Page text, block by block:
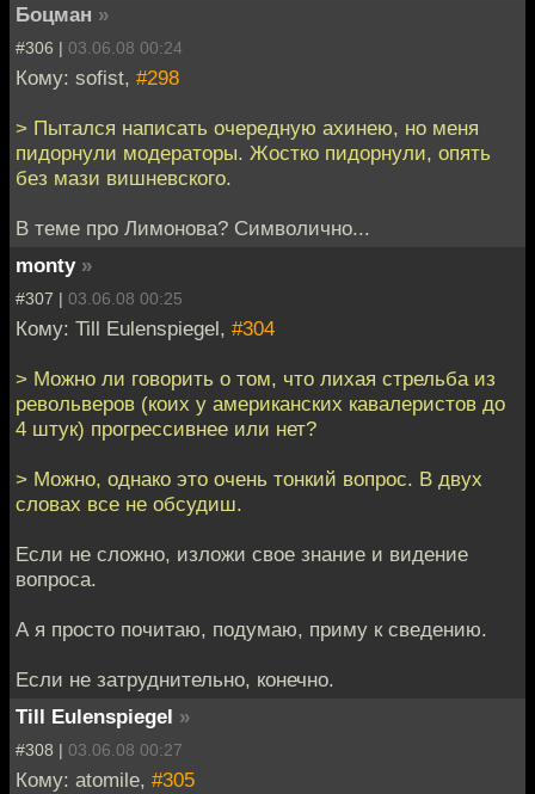
Боцман »
#306 | 03.06.08 00:24
Кому: sofist, #298
> Пытался написать очередную ахинею, но меня
пидорнули модераторы. Жостко пидорнули, опять
без мази вишневского.
В теме про Лимонова? Символично...
monty »
#307 | 03.06.08 00:25
Кому: Till Eulenspiegel, #304
> Можно ли говорить о том, что лихая стрельба из
револьверов (коих у американских кавалеристов до
4 штук) прогрессивнее или нет?
> Можно, однако это очень тонкий вопрос. В двух
словах все не обсудиш.
Если не сложно, изложи свое знание и видение
вопроса.
А я просто почитаю, подумаю, приму к сведению.
Если не затруднительно, конечно.
Till Eulenspiegel »
#308 | 03.06.08 00:27
Кому: atomile, #305